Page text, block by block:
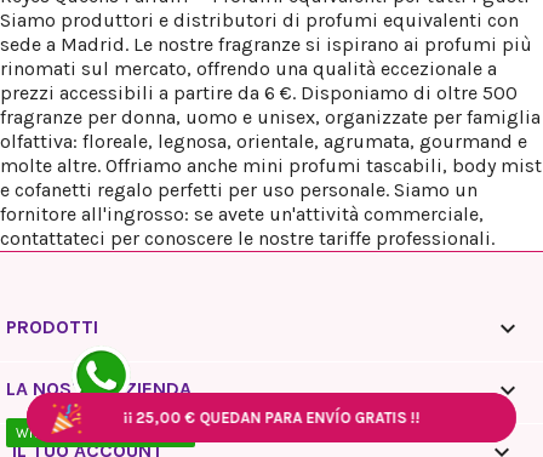
¡¡25,00 € QUEDAN PARA ENVÍO GRATIS !!
¡¡25,00 € QUEDAN PARA ENVÍO GRATIS !!
¡¡25,00 € QUEDAN PARA ENVÍO GRATIS !!
Siamo produttori e distributori di profumi equivalenti con
sede a Madrid. Le nostre fragranze si ispirano ai profumi più
rinomati sul mercato, offrendo una qualità eccezionale a
prezzi accessibili a partire da 6 €. Disponiamo di oltre 500
fragranze per donna, uomo e unisex, organizzate per famiglia
olfattiva: floreale, legnosa, orientale, agrumata, gourmand e
molte altre. Offriamo anche mini profumi tascabili, body mist
e cofanetti regalo perfetti per uso personale. Siamo un
fornitore all'ingrosso: se avete un'attività commerciale,
contattateci per conoscere le nostre tariffe professionali.
PRODOTTI 
LA NOSTRA AZIENDA 
IL TUO ACCOUNT
WhatsApp - 10:00 / 18:00
¡¡25,00 € QUEDAN PARA ENVÍO GRATIS !!
¡¡25,00 € QUEDAN PARA ENVÍO GRATIS !!